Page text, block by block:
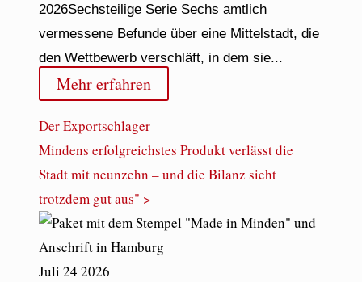
2026Sechsteilige Serie Sechs amtlich
vermessene Befunde über eine Mittelstadt, die
den Wettbewerb verschläft, in dem sie...
Mehr erfahren
Der Exportschlager
Mindens erfolgreichstes Produkt verlässt die
Stadt mit neunzehn – und die Bilanz sieht
trotzdem gut aus" >
Juli 24 2026